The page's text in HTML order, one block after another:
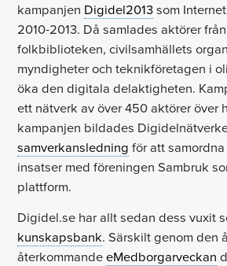
kampanjen Digidel2013 som
2010-2013. Då samlades aktörer
folkbiblioteken, civilsamhällets
myndigheter och teknikföretagen i
öka den digitala delaktigheten.
ett nätverk av över 450 aktörer över
kampanjen bildades
samverkansledning för att
insatser med föreningen Sambruk
plattform.
Digidel.se har allt sedan dess vuxit
kunskapsbank. Särskilt genom den
återkommandeeMedborgarveckan